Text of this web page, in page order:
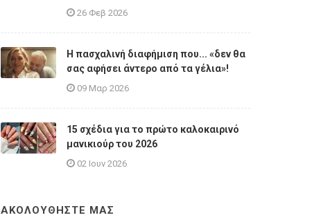
26 Φεβ 2026
Η πασχαλινή διαφήμιση που... «δεν θα
σας αφήσει άντερο από τα γέλια»!
09 Μαρ 2026
15 σχέδια για το πρώτο καλοκαιρινό
μανικιούρ του 2026
02 Ιουν 2026
ΑΚΟΛΟΥΘΗΣΤΕ ΜΑΣ